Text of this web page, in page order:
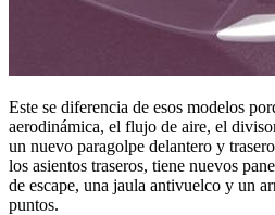
Este se diferencia de esos modelos
aerodinámica, el flujo de aire, el
un nuevo paragolpe delantero y
los asientos traseros, tiene nuevos
de escape, una jaula antivuelco y un
puntos.